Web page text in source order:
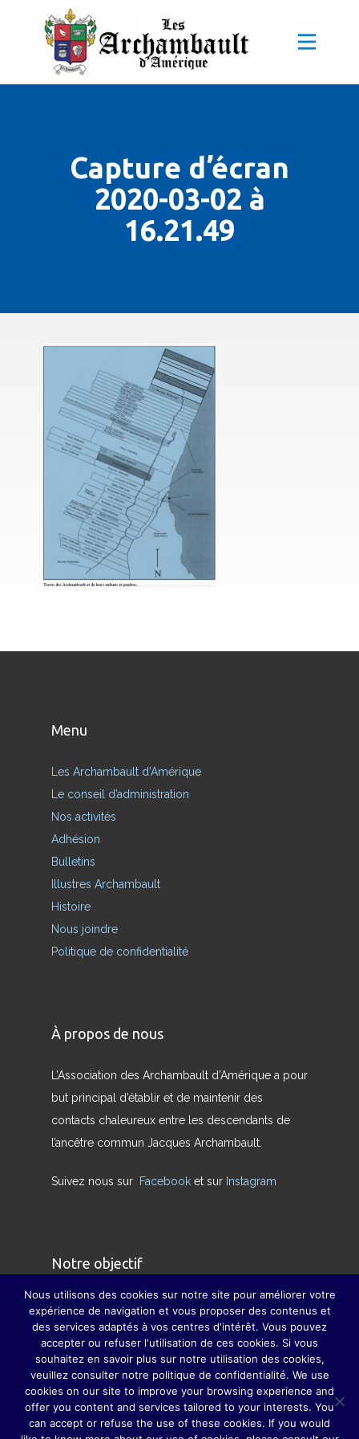
Capture d’écran
2020-03-02 à
16.21.49
Menu
Les Archambault d’Amérique
Le conseil d’administration
Nos activités
Adhésion
Bulletins
Illustres Archambault
Histoire
Nous joindre
Politique de confidentialité
À propos de nous
L’Association des Archambault d’Amérique a pour
but principal d’établir et de maintenir des
contacts chaleureux entre les descendants de
l’ancêtre commun Jacques Archambault.
Suivez nous sur Facebook et sur Instagram
Notre objectif
Nous avons pour but de redonner son sens
véritable à la famille et à pallier, dans la mesure
du possible, la disparition des grandes fêtes de
famille, grâce auxquelles parents, grands-
parents, sœurs, frères, oncles, tantes, cousins et
cousines ne se perdaient guère de vue.
Nous utilisons des cookies sur notre site pour améliorer votre
expérience de navigation et vous proposer des contenus et
des services adaptés à vos centres d'intérêt. Vous pouvez
accepter ou refuser l'utilisation de ces cookies. Si vous
souhaitez en savoir plus sur notre utilisation des cookies,
veuillez consulter notre politique de confidentialité. We use
cookies on our site to improve your browsing experience and
offer you content and services tailored to your interests. You
can accept or refuse the use of these cookies. If you would